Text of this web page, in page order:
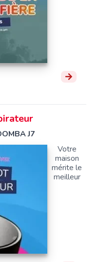
J7
Votre
maison
mérite le
meilleur